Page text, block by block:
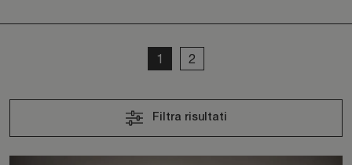
1 2
Filtra risultati